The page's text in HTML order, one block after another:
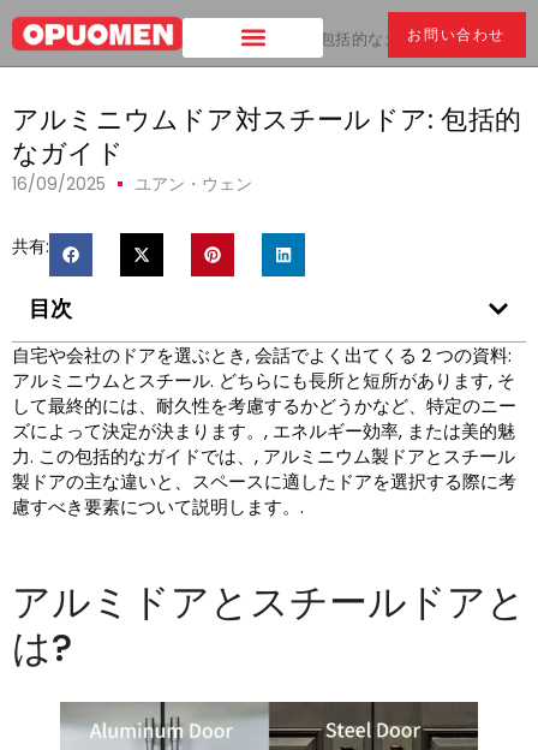
お問い合わせ
家 > アルミニウムドア対スチールドア: 包括的なガイド
アルミニウムドア対スチールドア: 包括的
なガイド
16/09/2025 ユアン・ウェン
共有:
目次
自宅や会社のドアを選ぶとき, 会話でよく出てくる 2 つの資料:
アルミニウムとスチール. どちらにも長所と短所があります, そ
して最終的には、耐久性を考慮するかどうかなど、特定のニー
ズによって決定が決まります。, エネルギー効率, または美的魅
力. この包括的なガイドでは、, アルミニウム製ドアとスチール
製ドアの主な違いと、スペースに適したドアを選択する際に考
慮すべき要素について説明します。.
アルミドアとスチールドアと
は?